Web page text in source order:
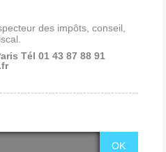
des impôts, conseil,
Tél 01 43 87 88 91